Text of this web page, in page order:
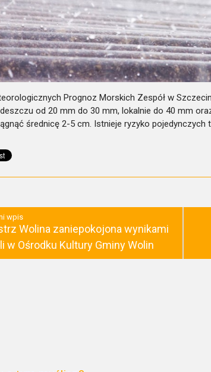
Prognoz Morskich Zespół w
od 20 mm do 30 mm, lokalnie do 40 mm
średnicę 2-5 cm. Istnieje ryzyko pojedynczych
wpis
Wolina zaniepokojona wynikami
w Ośrodku Kultury Gminy Wolin